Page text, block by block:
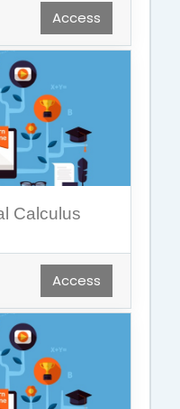
Access
Calculus
Access